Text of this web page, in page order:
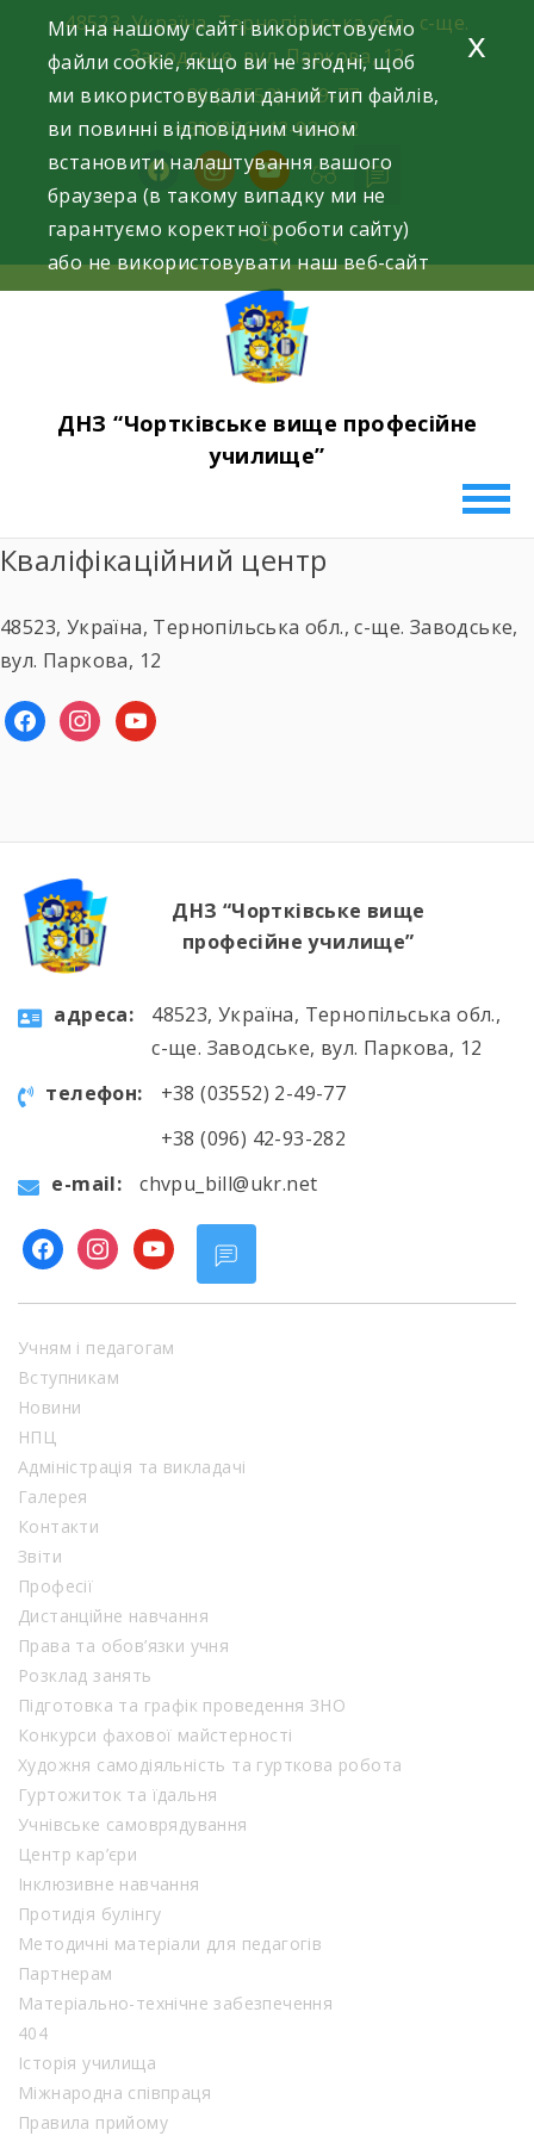
content
48523, Україна, Тернопільська обл., с-ще.
Заводське, вул. Паркова, 12
+38 (03552) 2-49-77
+38 (096) 42-93-282
facebookinstagramyoutube
ДНЗ “Чортківське вище професійне
училище”
Кваліфікаційний центр
48523, Україна, Тернопільська обл., с-ще. Заводське,
вул. Паркова, 12
facebookinstagram
youtube
Ми на нашому сайті використовуємо
файли cookie, якщо ви не згодні, щоб
ми використовували даний тип файлів,
ви повинні відповідним чином
встановити налаштування вашого
браузера (в такому випадку ми не
гарантуємо коректної роботи сайту)
або не використовувати наш веб-сайт
x
ДНЗ “Чортківське вище
професійне училище”
aдресa:
48523, Україна, Тернопільська обл.,
с-ще. Заводське, вул. Паркова, 12
телефон:
+38 (03552) 2-49-77
+38 (096) 42-93-282
e-mail:
chvpu_bill@ukr.net
facebookinstagram
youtube
Учням і педагогам
Вступникам
Новини
НПЦ
Адміністрація та викладачі
Галерея
Контакти
Звіти
Професії
Дистанційне навчання
Права та обов’язки учня
Розклад занять
Підготовка та графік проведення ЗНО
Конкурси фахової майстерності
Художня самодіяльність та гурткова робота
Гуртожиток та їдальня
Учнівське самоврядування
Центр кар’єри
Інклюзивне навчання
Протидія булінгу
Методичні матеріали для педагогів
Партнерам
Матеріально-технічне забезпечення
404
Історія училища
Міжнародна співпраця
Правила прийому